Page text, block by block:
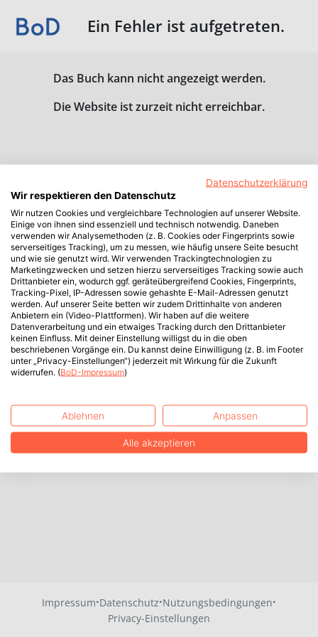
Ein Fehler ist aufgetreten.
Das Buch kann nicht angezeigt werden.
Die Website ist zurzeit nicht erreichbar.
Impressum·Datenschutz·Nutzungsbedingungen·
Privacy-Einstellungen
Datenschutzerklärung
Wir respektieren den Datenschutz
Wir nutzen Cookies und vergleichbare Technologien auf unserer Website.
Einige von ihnen sind essenziell und technisch notwendig. Daneben
verwenden wir Analysemethoden (z. B. Cookies oder Fingerprints sowie
serverseitiges Tracking), um zu messen, wie häufig unsere Seite besucht
und wie sie genutzt wird. Wir verwenden Trackingtechnologien zu
Marketingzwecken und setzen hierzu serverseitiges Tracking sowie auch
Drittanbieter ein, wodurch ggf. geräteübergreifend Cookies, Fingerprints,
Tracking-Pixel, IP-Adressen sowie gehashte E-Mail-Adressen genutzt
werden. Auf unserer Seite betten wir zudem Drittinhalte von anderen
Anbietern ein (Video-Plattformen). Wir haben auf die weitere
Datenverarbeitung und ein etwaiges Tracking durch den Drittanbieter
keinen Einfluss. Mit deiner Einstellung willigst du in die oben
beschriebenen Vorgänge ein. Du kannst deine Einwilligung (z. B. im Footer
unter „Privacy-Einstellungen“) jederzeit mit Wirkung für die Zukunft
widerrufen. (BoD-Impressum)
Ablehnen Anpassen
Alle akzeptieren